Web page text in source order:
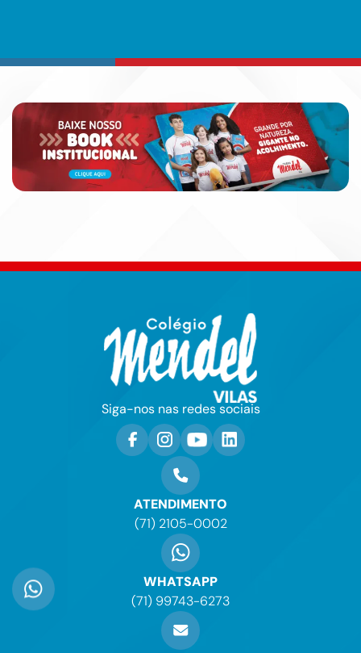
ATENDIMENTO
(71) 2105-0002
WHATSAPP
(71) 99743-6273
Siga-nos nas redes sociais